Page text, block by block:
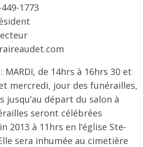
1773
MARDI, de 14hrs à 16hrs 30 et
mercredi, jour des funérailles,
jusqu’au départ du salon à
seront célébrées
2013 à 11hrs en l’église Ste-
sera inhumée au cimetière